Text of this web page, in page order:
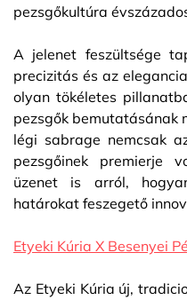
pezsgőkultúra
A jelenet feszültsége
precizitás és az
olyan tökéletes
pezsgők bemutatásának
légi sabrage nemcsak
pezsgőinek premierje
üzenet is arról,
határokat feszegető
Etyeki Kúria X Besenyei
Az Etyeki Kúria új,